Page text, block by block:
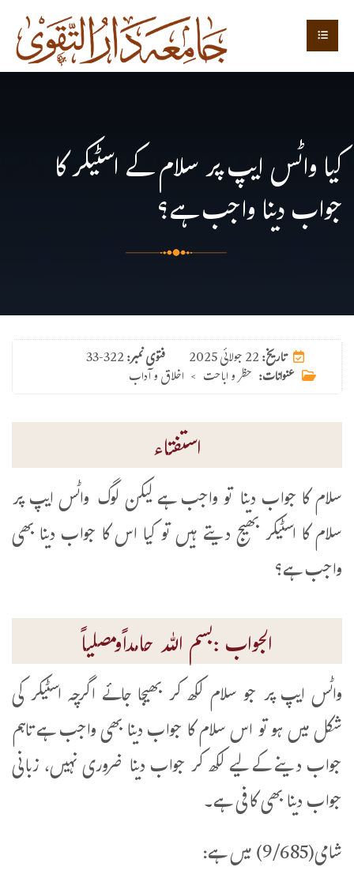
کیا واٹس ایپ پر سلام کے اسٹیکر کا
جواب دینا واجب ہے؟
فتوی نمبر:33-322 تاریخ:22 جولائی 2025
عنوانات: حظر و اباحت > اخلاق و آداب
استفتاء
سلام كا جواب دينا تو واجب ہے لیکن لوگ واٹس ایپ پر
سلام کا اسٹیکر بھیج دیتے ہیں تو کیا اس کا جواب دینا بھی
واجب ہے؟
الجواب :بسم اللہ حامداًومصلیاً
واٹس ایپ پر جو سلام لکھ کر بھیجا جائے اگرچہ اسٹیکر کی
شکل میں ہو تو اس سلام کا جواب دینا بھی واجب ہے تاہم
جواب دینے کے لیے لکھ کر جواب دینا ضروری نہیں، زبانی
جواب دینا بھی کافی ہے۔
شامی(9/685) میں ہے: